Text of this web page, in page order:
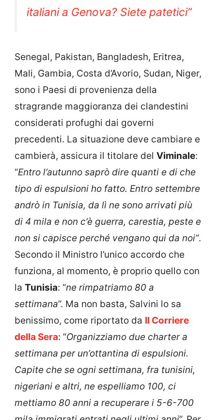
italiani a Genova? Siete patetici”
Senegal, Pakistan, Bangladesh, Eritrea,
Mali, Gambia, Costa d’Avorio, Sudan, Niger,
sono i Paesi di provenienza della
stragrande maggioranza dei clandestini
considerati profughi dai governi
precedenti. La situazione deve cambiare e
cambierà, assicura il titolare del Viminale:
“Entro l’autunno saprò dire quanti e di che
tipo di espulsioni ho fatto. Entro settembre
andrò in Tunisia, da lì ne sono arrivati più
di 4 mila e non c’è guerra, carestia, peste e
non si capisce perché vengano qui da noi”.
Secondo il Ministro l’unico accordo che
funziona, al momento, è proprio quello con
la Tunisia: “ne rimpatriamo 80 a
settimana”. Ma non basta, Salvini lo sa
benissimo, come riportato da Il Corriere
della Sera: “Organizziamo due charter a
settimana per un’ottantina di espulsioni.
Capite che se ogni settimana, fra tunisini,
nigeriani e altri, ne espelliamo 100, ci
mettiamo 80 anni a recuperare i 5-6-700